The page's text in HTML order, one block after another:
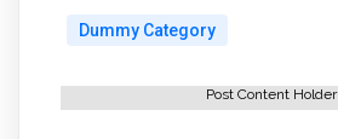
Dummy Category
Post Content Holder